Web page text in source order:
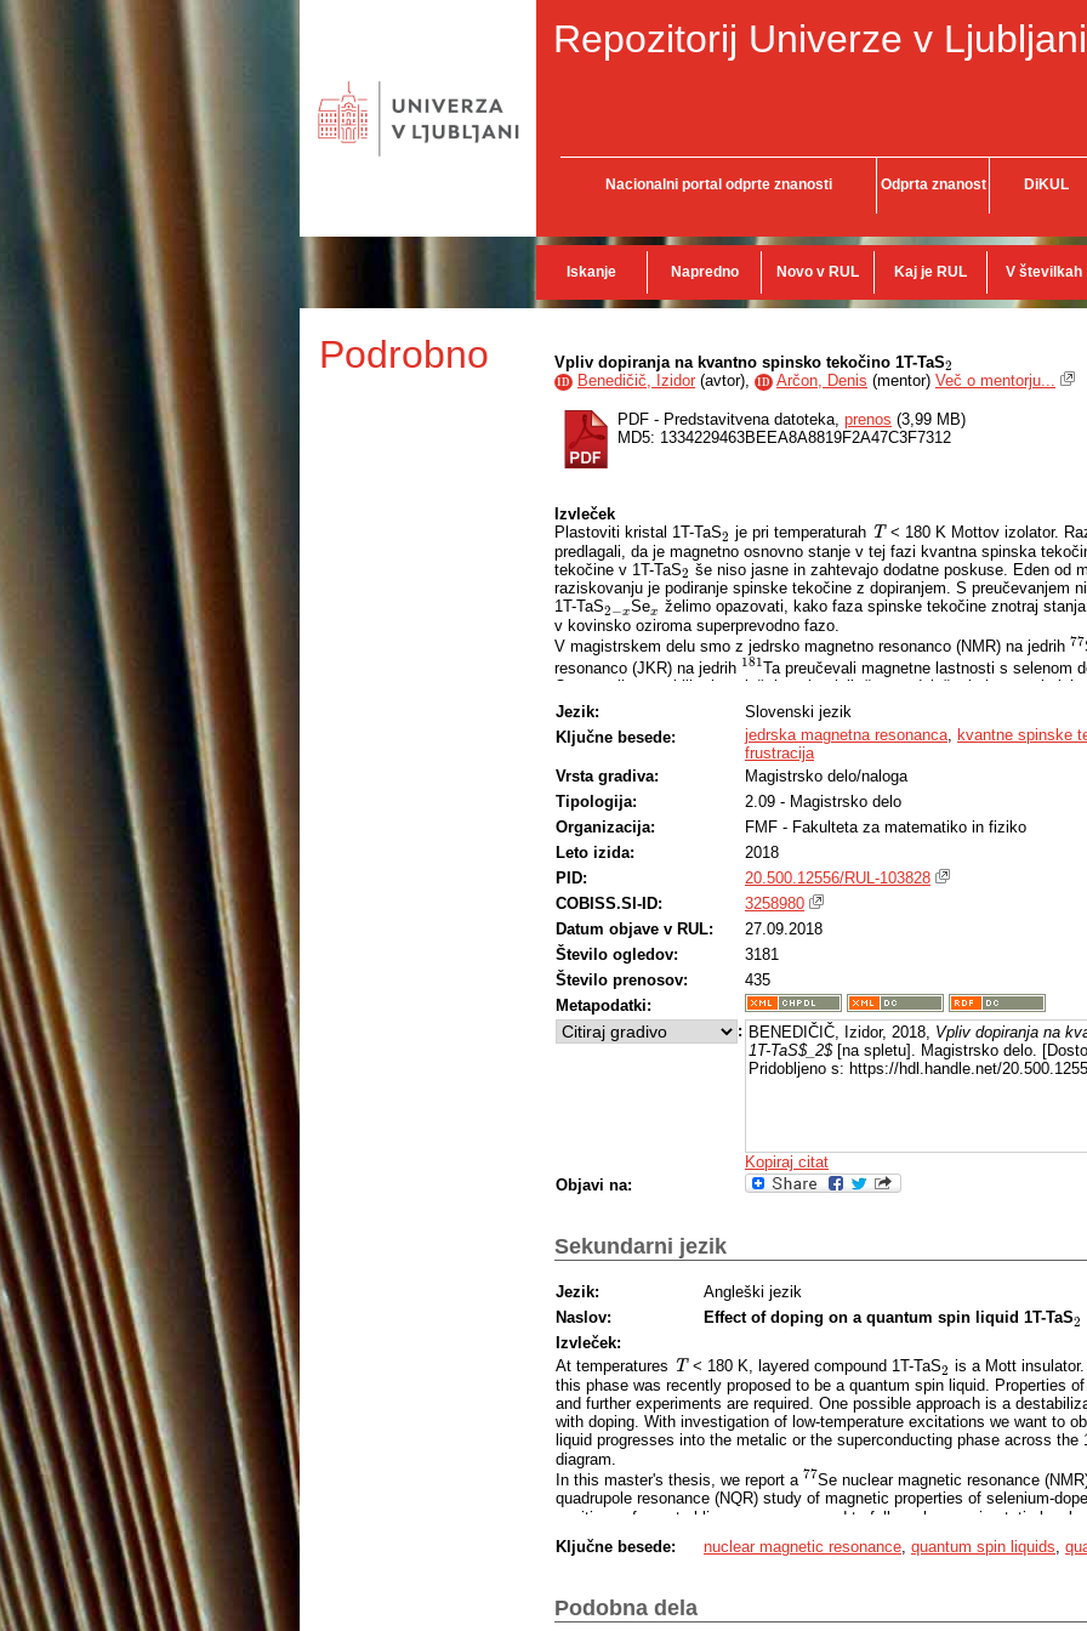
Repozitorij Univerze v Ljubljani
Nacionalni portal odprte znanosti Odprta znanost DiKUL
Iskanje Napredno Novo v RUL Kaj je RUL V številkah
Podrobno Vpliv dopiranja na kvantno spinsko tekočino 1T-TaS2
2
ID Benedičič, Izidor (avtor), ID Arčon, Denis (mentor) Več o mentorju...
PDF - Predstavitvena datoteka, prenos (3,99 MB)
MD5: 1334229463BEEA8A8819F2A47C3F7312
Izvleček
Plastoviti kristal 1T-TaS2
2 je pri temperaturah T
T < 180 K Mottov izolator.
predlagali, da je magnetno osnovno stanje v tej fazi kvantna spinska
tekočine v 1T-TaS2
2 še niso jasne in zahtevajo dodatne poskuse. Eden od
raziskovanju je podiranje spinske tekočine z dopiranjem. S preučevanjem
1T-TaS2−x
2−xSex
x želimo opazovati, kako faza spinske tekočine znotraj
v kovinsko oziroma superprevodno fazo.
V magistrskem delu smo z jedrsko magnetno resonanco (NMR) na jedrih 77
77
resonanco (JKR) na jedrih 181
181Ta preučevali magnetne lastnosti s selenom
Opazovali smo obliko in položaj spektralnih črt, za določanje lastnosti
(spinonov) pa smo pomerili temperaturno odvisnost spinsko-mrežnega
JKR spektri
181 Ta v nizko dopiranem vzorcu 1T-TaS 1.94 Se 0.06
0.06so v
znatno razširjeni, kar kaže na povečanje lokalnega nereda zaradi vnašanja
nečistoč. Temperaturna odvisnost spinsko-mrežnega relaksacijskega časa
še vedno potenčna, in sicer1/T ∝ T 2.7
1/T1∝T2.7 na temperaturnem intervalu 10 K
spinonsko disperzijsko relacijo, ki je v neki točki Brillouinove cone linearna
< 10 K se temperaturna odvisnost1/T1
1/T 1 spremeni v1/T1 ∝ T η
1/T1∝ Tη ,ηη
spinonska disperzija tudi kvadratičen pas, značilen za spinone s Fermijevo
meritvami na nedopiranem vzorcu nakazuje, da je disperzija v 1T-TaS
linearnem delu spektra odpre energijska špranja reda velikosti 1 meV.
trenutno še ni jasen, verjetno pa odraža zamrzovanje nabojnih ali
Po drugi strani močno dopirani vzorec 1T-TaSSe v preiskovanem
izolator, temveč kovina. Temperaturna odvisnost spinsko-mrežnega
primeru približno linearna, kot pričakujemo v normalnem kovinskem stanju.
ojačitve, ki meri vpliv spinskih korelacij v kovinah, znatno odstopa od
kovinski fazi antiferomagnetne korelacije še vedno zelo pomembne.
V svojem magistrskem delu sem torej pokazal, kako se spinonska
dopiranjem v modelnem sistemu 1T-TaS .
Jezik:
Slovenski jezik
Ključne besede:
jedrska magnetna resonanca, kvantne spinske
frustracija
Vrsta gradiva:
Magistrsko delo/naloga
Tipologija:
2.09 - Magistrsko delo
Organizacija:
FMF - Fakulteta za matematiko in fiziko
Leto izida:
2018
PID:
20.500.12556/RUL-103828
COBISS.SI-ID:
3258980
Datum objave v RUL:
27.09.2018
Število ogledov:
3181
Število prenosov:
435
Metapodatki:
: BENEDIČIČ, Izidor, 2018, Vpliv dopiranja na
1T-TaS$_2$[na spletu]. Magistrsko delo.
Pridobljeno s: https://hdl.handle.net/
Kopiraj citat
Objavi na:
Sekundarni jezik
Jezik:
Angleški jezik
Naslov:
Effect of doping on a quantum spin liquid 1T-TaS2
2
Izvleček:
At temperatures T
T < 180 K, layered compound 1T-TaS2
2 is a Mott
this phase was recently proposed to be a quantum spin liquid. Properties
and further experiments are required. One possible approach is a
with doping. With investigation of low-temperature excitations we want to
liquid progresses into the metalic or the superconducting phase across the
diagram.
In this master's thesis, we report a 77
77Se nuclear magnetic resonance
quadrupole resonance (NQR) study of magnetic properties of selenium-
positions of spectral lines were measured to follow changes in static local
181
181Ta NQR spectra for the lightly doped 1T-TaS1.94Se0.06sample exhibit
dependence of spin-lattice relaxation rate follows a power law.
range 10 K < T
T < 160 K and indicates a linear gapless spinon dispersion
Ključne besede: nuclear magnetic resonance, quantum spin liquids,
Podobna dela